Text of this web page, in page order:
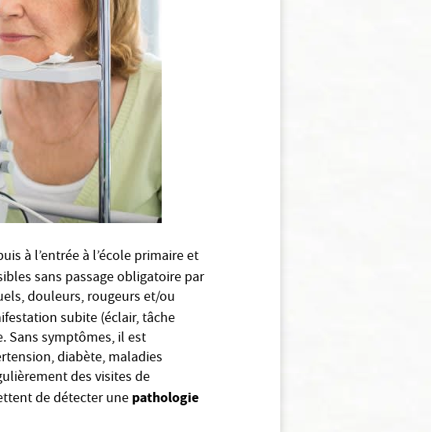
à l’entrée à l’école primaire et
sans passage obligatoire par
douleurs, rougeurs et/ou
subite (éclair, tâche
Sans symptômes, il est
diabète, maladies
des visites de
de détecter une pathologie